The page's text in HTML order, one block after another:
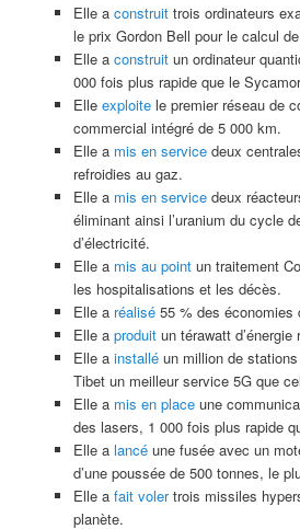
Elle a construittrois ordinateurs
le prix Gordon Bell pour le calcul
Elle a construitun ordinateur
000 fois plus rapide que le
Elle exploitele premier réseau de
commercial intégré de 5 000 km.
Elle a mis en servicedeux
refroidies au gaz.
Elle a mis en servicedeux
éliminant ainsi l’uranium du cycle
d’électricité.
Elle a mis au pointun traitement
les hospitalisations et les décès.
Elle a réalisé55 % des économies
Elle a produitun térawatt d’énergie
Elle a installéun million de
Tibet un meilleur service 5G que
Elle a mis en placeune
des lasers, 1 000 fois plus rapide
Elle a lancéune fusée avec un
d’une poussée de 500 tonnes, le
Elle a fait volertrois missiles
planète.